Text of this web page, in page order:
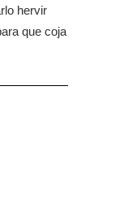
hervir
que coja